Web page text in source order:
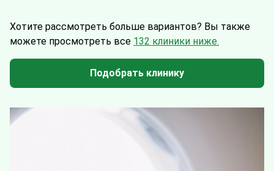
Хотите рассмотреть больше вариантов? Вы также
можете просмотреть все 132 клиники ниже.
Подобрать клинику